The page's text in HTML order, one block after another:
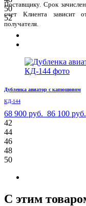
Поставщику. Срок
счет Клиента зависит
получателя.
50
52
Дубленка авиатор с капюшоном
КД-144
68 900 руб. 86 100 руб.
42
44
46
48
50
С этим